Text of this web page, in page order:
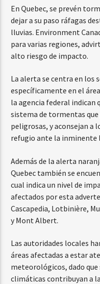
En Quebec, se prevén
dejar a su paso ráfagas
lluvias. Environment
para varias regiones,
alto riesgo de impacto.
La alerta se centra en los
específicamente en el
la agencia federal indican
sistema de tormentas
peligrosas, y aconsejan a
refugio ante la inminente
Además de la alerta
Quebec también se
cual indica un nivel de
afectados por esta
Cascapedia, Lotbinière,
y Mont Albert.
Las autoridades locales
áreas afectadas a estar
meteorológicos, dado que
climáticas contribuyan a